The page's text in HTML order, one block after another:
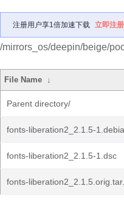
注册用户享1倍加速下载 立即注册
/mirrors_os/deepin/beige/
File Name ↓
Parent directory/
fonts-liberation2_2.1.5-
fonts-liberation2_2.1.5-1.dsc
fonts-